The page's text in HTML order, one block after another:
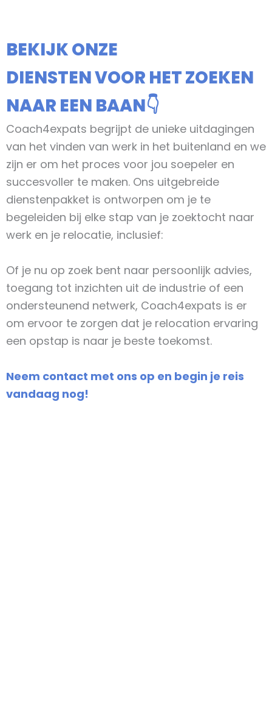
BEKIJK ONZE
DIENSTEN VOOR HET ZOEKEN
NAAR EEN BAAN👇
Coach4expats begrijpt de unieke uitdagingen
van het vinden van werk in het buitenland en we
zijn er om het proces voor jou soepeler en
succesvoller te maken. Ons uitgebreide
dienstenpakket is ontworpen om je te
begeleiden bij elke stap van je zoektocht naar
werk en je relocatie, inclusief:
Of je nu op zoek bent naar persoonlijk advies,
toegang tot inzichten uit de industrie of een
ondersteunend netwerk, Coach4expats is er
om ervoor te zorgen dat je relocation ervaring
een opstap is naar je beste toekomst.
Neem contact met ons op en begin je reis
vandaag nog!